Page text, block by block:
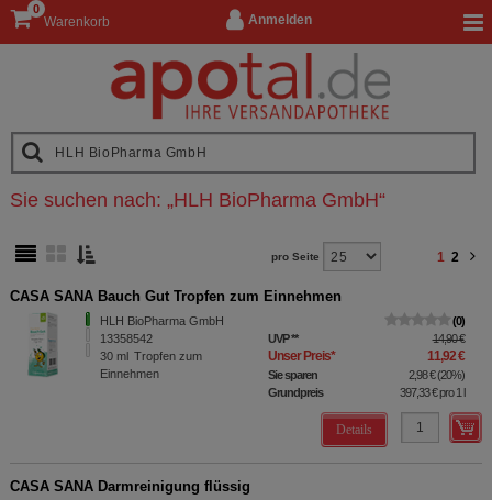
Anmelden
Warenkorb
0
Sie suchen nach: „HLH BioPharma GmbH“
pro Seite 1 2
CASA SANA Bauch Gut Tropfen zum Einnehmen
HLH BioPharma GmbH
13358542
30 ml Tropfen zum
Einnehmen
0
UVP** 14,90 €
Unser Preis* 11,92 €
Sie sparen 2,98 €(20%)
Grundpreis
397,33 €pro 1 l
Details
CASA SANA Darmreinigung flüssig